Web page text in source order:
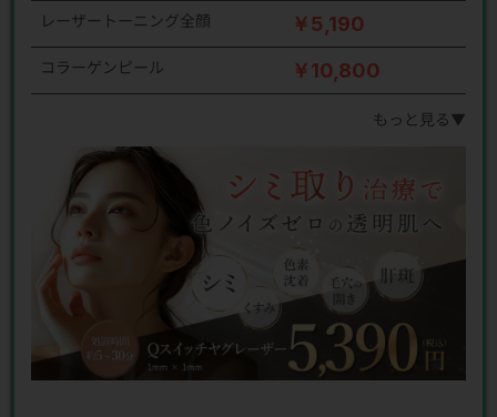
レーザートーニング全顔 ￥5,190
コラーゲンピール ￥10,800
もっと見る▼